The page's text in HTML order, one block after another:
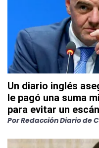
Un diario inglés
le pagó una suma
para evitar un
PorRedacción Diario de